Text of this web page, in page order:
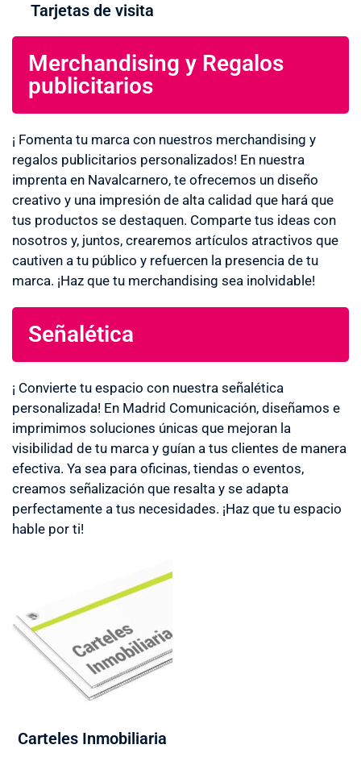
Tarjetas de visita
Merchandising y Regalos
publicitarios
¡ Fomenta tu marca con nuestros merchandising y
regalos publicitarios personalizados! En nuestra
imprenta en Navalcarnero, te ofrecemos un diseño
creativo y una impresión de alta calidad que hará que
tus productos se destaquen. Comparte tus ideas con
nosotros y, juntos, crearemos artículos atractivos que
cautiven a tu público y refuercen la presencia de tu
marca. ¡Haz que tu merchandising sea inolvidable!
Señalética
¡ Convierte tu espacio con nuestra señalética
personalizada! En Madrid Comunicación, diseñamos e
imprimimos soluciones únicas que mejoran la
visibilidad de tu marca y guían a tus clientes de manera
efectiva. Ya sea para oficinas, tiendas o eventos,
creamos señalización que resalta y se adapta
perfectamente a tus necesidades. ¡Haz que tu espacio
hable por ti!
Carteles Inmobiliaria